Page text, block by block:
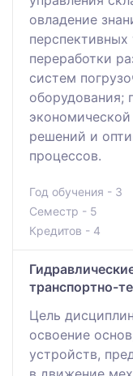
овладение
перспективных
переработки
систем
оборудования;
решений и
процессов.
Год обучения - 3
Семестр - 5
Кредитов - 4
транспортно-
Цель
освоение
устройств,